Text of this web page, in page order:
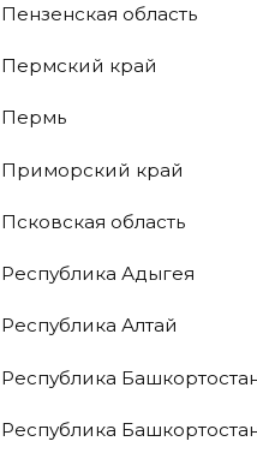
Пензенская область
Пермский край
Пермь
Приморский край
Псковская область
Республика Адыгея
Республика Алтай
Республика
Республика